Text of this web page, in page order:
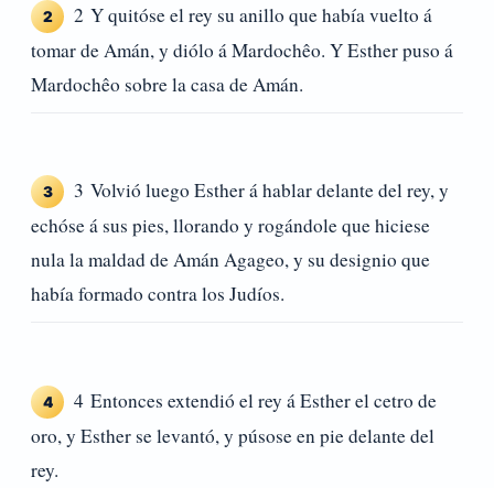
2
2 Y quitóse el rey su anillo que había vuelto á
tomar de Amán, y diólo á Mardochêo. Y Esther puso á
Mardochêo sobre la casa de Amán.
3
3 Volvió luego Esther á hablar delante del rey, y
echóse á sus pies, llorando y rogándole que hiciese
nula la maldad de Amán Agageo, y su designio que
había formado contra los Judíos.
4
4 Entonces extendió el rey á Esther el cetro de
oro, y Esther se levantó, y púsose en pie delante del
rey.